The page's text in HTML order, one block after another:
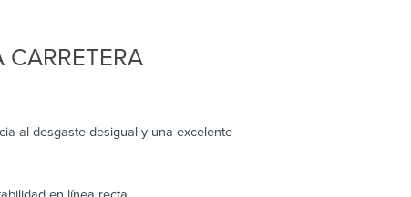
al desgaste desigual y una excelente